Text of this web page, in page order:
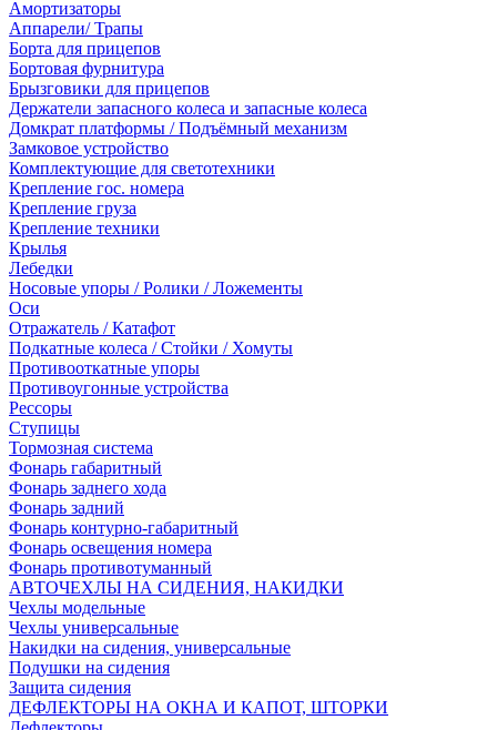
Амортизаторы
Аппарели/ Трапы
Борта для прицепов
Бортовая фурнитура
Брызговики для прицепов
Держатели запасного колеса и запасные колеса
Домкрат платформы / Подъёмный механизм
Замковое устройство
Комплектующие для светотехники
Крепление гос. номера
Крепление груза
Крепление техники
Крылья
Лебедки
Носовые упоры / Ролики / Ложементы
Оси
Отражатель / Катафот
Подкатные колеса / Стойки / Хомуты
Противооткатные упоры
Противоугонные устройства
Рессоры
Ступицы
Тормозная система
Фонарь габаритный
Фонарь заднего хода
Фонарь задний
Фонарь контурно-габаритный
Фонарь освещения номера
Фонарь противотуманный
АВТОЧЕХЛЫ НА СИДЕНИЯ, НАКИДКИ
Чехлы модельные
Чехлы универсальные
Накидки на сидения, универсальные
Подушки на сидения
Защита сидения
ДЕФЛЕКТОРЫ НА ОКНА И КАПОТ, ШТОРКИ